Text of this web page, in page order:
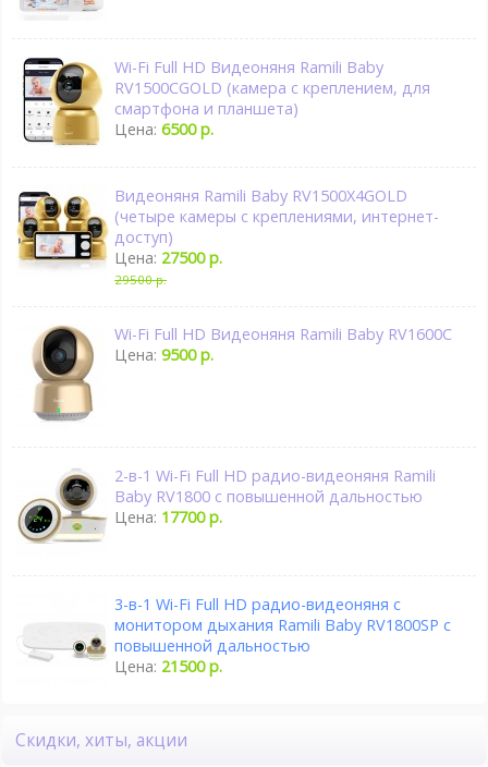
Wi-Fi Full HD Видеоняня Ramili Baby
RV1500CGOLD (камера с креплением, для
смартфона и планшета)
Цена:6500 р.
Видеоняня Ramili Baby RV1500X4GOLD
(четыре камеры с креплениями, интернет-
доступ)
Цена: 27500 р.
29500 р.
Wi-Fi Full HD Видеоняня Ramili Baby RV1600C
Цена:9500 р.
2-в-1 Wi-Fi Full HD радио-видеоняня Ramili
Baby RV1800 с повышенной дальностью
Цена: 17700 р.
3-в-1 Wi-Fi Full HD радио-видеоняня с
монитором дыхания Ramili Baby RV1800SP с
повышенной дальностью
Цена: 21500 р.
Скидки, хиты, акции